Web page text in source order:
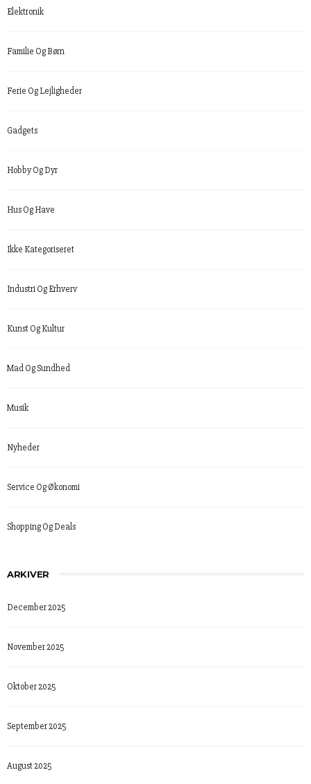
Elektronik
Familie Og Børn
Ferie Og Lejligheder
Gadgets
Hobby Og Dyr
Hus Og Have
Ikke Kategoriseret
Industri Og Erhverv
Kunst Og Kultur
Mad Og Sundhed
Musik
Nyheder
Service Og Økonomi
Shopping Og Deals
ARKIVER
December 2025
November 2025
Oktober 2025
September 2025
August 2025